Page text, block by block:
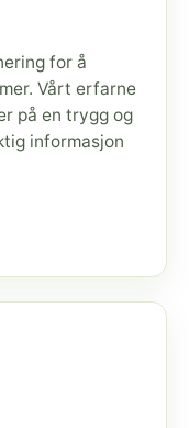
for å
Vårt erfarne
på en trygg og
informasjon